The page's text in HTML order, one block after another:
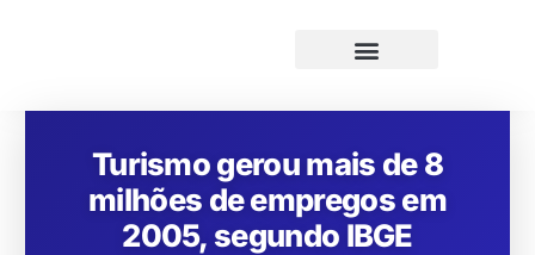
Turismo gerou mais de 8
milhões de empregos em
2005, segundo IBGE